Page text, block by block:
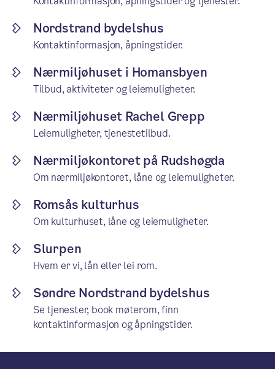
Nordstrand bydelshus
Kontaktinformasjon, åpningstider.
Nærmiljøhuset i Homansbyen
Tilbud, aktiviteter og leiemuligheter.
Nærmiljøhuset Rachel Grepp
Leiemuligheter, tjenestetilbud.
Nærmiljøkontoret på Rudshøgda
Om nærmiljøkontoret, låne og leiemuligheter.
Romsås kulturhus
Om kulturhuset, låne og leiemuligheter.
Slurpen
Hvem er vi, lån eller lei rom.
Søndre Nordstrand bydelshus
Se tjenester, book møterom, finn
kontaktinformasjon og åpningstider.